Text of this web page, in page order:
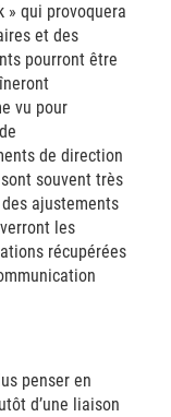
» qui provoquera
et des
pourront être
vu pour
de direction
souvent très
ajustements
les
récupérées
penser en
d’une liaison